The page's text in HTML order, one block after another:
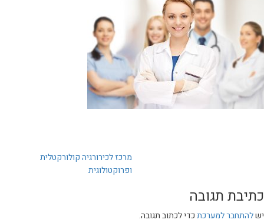
מרכז לכירורגיה קולורקטלית
ופרוקטולוגית
כתיבת תגובה
ישלהתחבר למערכתכדי לכתוב תגובה.